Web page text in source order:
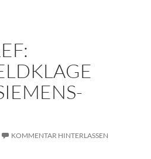
KOMMENTAR HINTERLASSEN